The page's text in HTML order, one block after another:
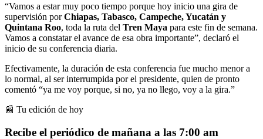
“Vamos a estar muy poco tiempo porque hoy inicio una gira de
supervisión porChiapas, Tabasco, Campeche, Yucatán y
Quintana Roo, toda la ruta del Tren Maya para este fin de semana.
Vamos a constatar el avance de esa obra importante”, declaró el
inicio de su conferencia diaria.
Efectivamente, la duración de esta conferencia fue mucho menor a
lo normal, al ser interrumpida por el presidente, quien de pronto
comentó “ya me voy porque, si no, ya no llego, voy a la gira.”
📰 Tu edición de hoy
Recibe el periódico de mañana a las 7:00 am